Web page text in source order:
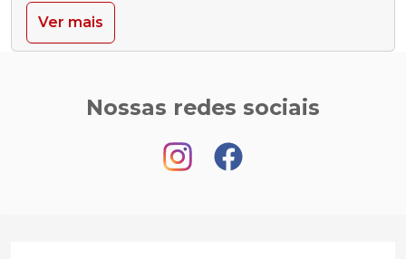
Ver mais
Nossas redes sociais